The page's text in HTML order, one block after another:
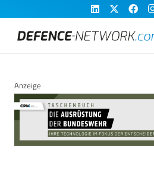
Anzeige